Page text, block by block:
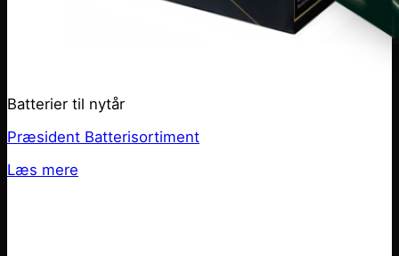
Batterier til nytår
Præsident Batterisortiment
Læs mere